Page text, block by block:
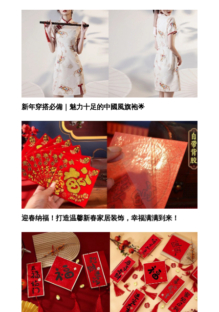
新年穿搭必備｜魅力十足的中國風旗袍🌟
迎春纳福！打造温馨新春家居装饰，幸福满满到来！